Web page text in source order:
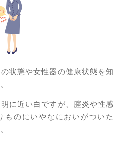
状態や女性器の健康状態を知
に近い白ですが、腟炎や性感
ものにいやなにおいがついた